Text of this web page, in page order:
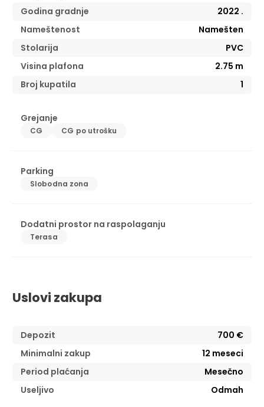
Godina gradnje
2022 .
Nameštenost
Namešten
Stolarija
PVC
Visina plafona
2.75 m
Broj kupatila
1
Grejanje
CG CG po utrošku
Parking
Slobodna zona
Dodatni prostor na raspolaganju
Terasa
Uslovi zakupa
Depozit
700 €
Minimalni zakup
12 meseci
Period plaćanja
Mesečno
Useljivo
Odmah